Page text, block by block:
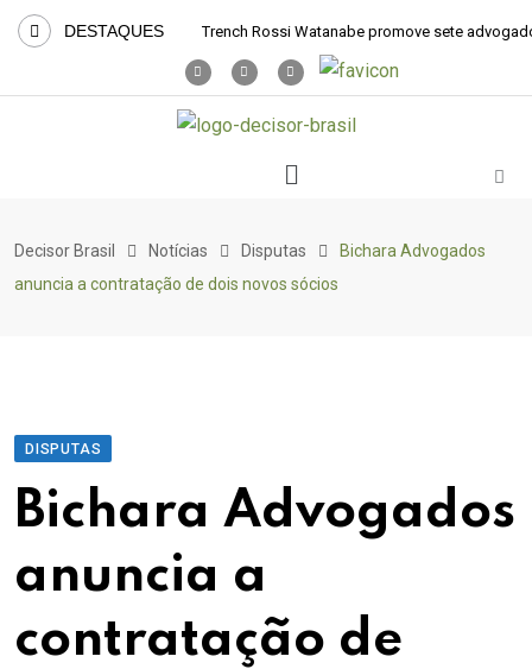
DESTAQUES Trench Rossi Watanabe promove sete
Decisor Brasil Notícias Disputas
Bichara Advogados
anuncia a contratação de dois novos sócios
DISPUTAS
Bichara Advogados
anuncia a
contratação de